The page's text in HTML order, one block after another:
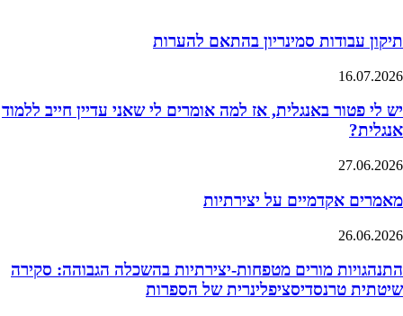
תיקון עבודות סמינריון בהתאם להערות
16.07.2026
יש לי פטור באנגלית, אז למה אומרים לי שאני עדיין חייב ללמוד
אנגלית?
27.06.2026
מאמרים אקדמיים על יצירתיות
26.06.2026
התנהגויות מורים מטפחות-יצירתיות בהשכלה הגבוהה: סקירה
שיטתית טרנסדיסציפלינרית של הספרות